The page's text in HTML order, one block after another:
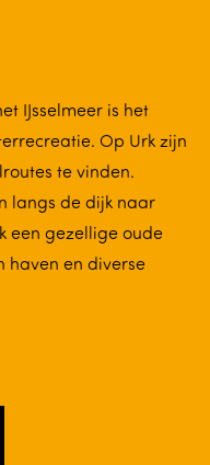
IJsselmeer is het
Op Urk zijn
te vinden.
langs de dijk naar
een gezellige oude
haven en diverse